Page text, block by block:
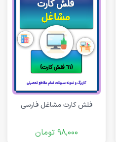
فلش کارت مشاغل فارسی
98,000 تومان